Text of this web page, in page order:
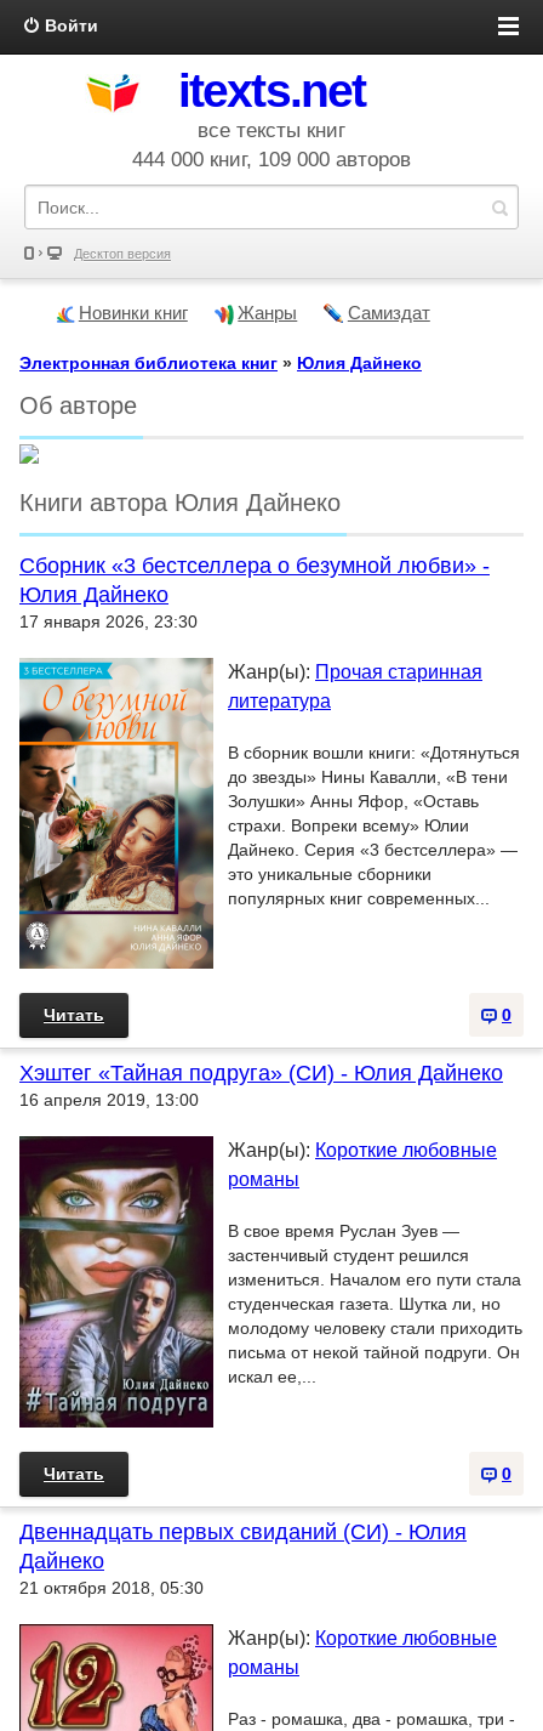
Войти
itexts.net
все тексты книг
444 000 книг, 109 000 авторов
Десктоп версия
Новинки книг Жанры Самиздат
Электронная библиотека книг » Юлия Дайнеко
Об авторе
Книги автора Юлия Дайнеко
Сборник «3 бестселлера о безумной любви» -
Юлия Дайнеко
17 января 2026, 23:30
Жанр(ы): Прочая старинная
литература
В сборник вошли книги: «Дотянуться
до звезды» Нины Кавалли, «В тени
Золушки» Анны Яфор, «Оставь
страхи. Вопреки всему» Юлии
Дайнеко. Серия «3 бестселлера» —
это уникальные сборники
популярных книг современных...
0
Читать
Хэштег «Тайная подруга» (СИ) - Юлия Дайнеко
16 апреля 2019, 13:00
Жанр(ы): Короткие любовные
романы
В свое время Руслан Зуев —
застенчивый студент решился
измениться. Началом его пути стала
студенческая газета. Шутка ли, но
молодому человеку стали приходить
письма от некой тайной подруги. Он
искал ее,...
0
Читать
Двеннадцать первых свиданий (СИ) - Юлия
Дайнеко
21 октября 2018, 05:30
Жанр(ы): Короткие любовные
романы
Раз - ромашка, два - ромашка, три -